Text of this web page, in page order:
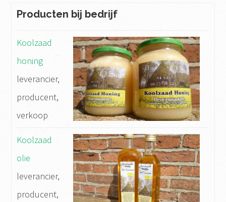
Producten bij bedrijf
Koolzaad
honing
leverancier,
producent,
verkoop
Koolzaad
olie
leverancier,
producent,